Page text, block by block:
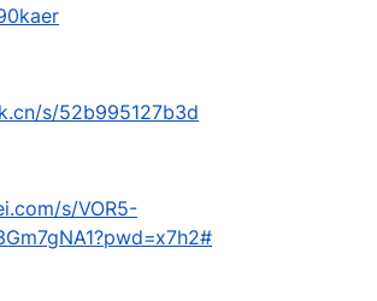
s/52b995127b3d
s/VOR5-